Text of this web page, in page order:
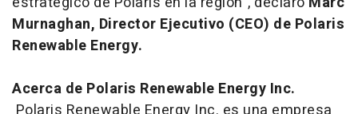
Murnaghan, Director Ejecutivo (CEO) de Polaris
Renewable Energy.
Acerca de Polaris Renewable Energy Inc.